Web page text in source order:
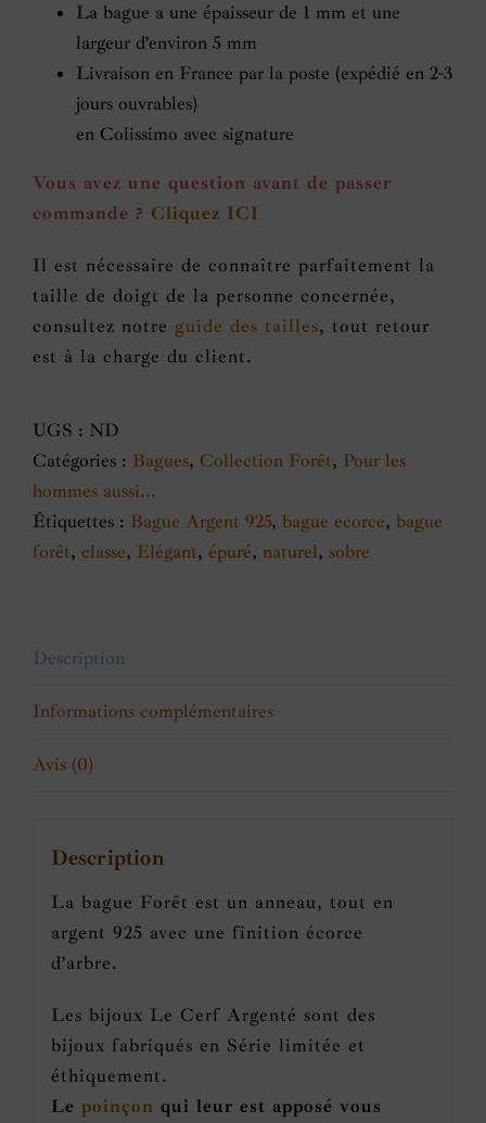
La bague a une épaisseur de 1 mm et une
largeur d’environ 5 mm
Livraison en France par la poste (expédié en 2-3
jours ouvrables)
en Colissimo avec signature
Vous avez une question avant de passer
commande ? Cliquez ICI
Il est nécessaire de connaître parfaitement la
taille de doigt de la personne concernée,
consultez notre guide des tailles, tout retour
est à la charge du client.
UGS : ND
Catégories : Bagues, Collection Forêt, Pour les
hommes aussi...
Étiquettes : Bague Argent 925, bague ecorce, bague
forêt, classe, Elégant, épuré, naturel, sobre
Description
Informations complémentaires
Avis (0)
Description
La bague Forêt est un anneau, tout en
argent 925 avec une finition écorce
d’arbre.
Les bijoux Le Cerf Argenté sont des
bijoux fabriqués en Série limitée et
éthiquement.
Le poinçon qui leur est apposé vous